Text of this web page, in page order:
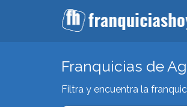
Franquicias de
Filtra y encuentra la